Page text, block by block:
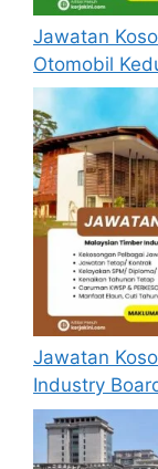
Jawatan
Otomobil
Jawatan
Industry